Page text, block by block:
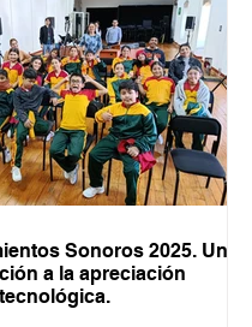
Sonoros 2025. Una
a la apreciación